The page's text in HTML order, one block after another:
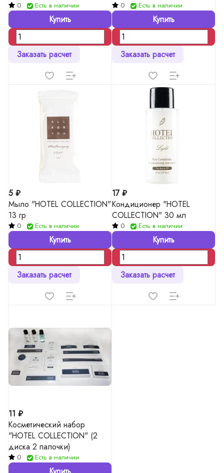
0 Есть в наличии
Купить
Заказать расчет
0 Есть в наличии
Купить
Заказать расчет
5 ₽
Мыло "HOTEL COLLECTION"
13 гр
0 Есть в наличии
Купить
Заказать расчет
17 ₽
Кондиционер "HOTEL
COLLECTION" 30 мл
0 Есть в наличии
Купить
Заказать расчет
11 ₽
Косметический набор
"HOTEL COLLECTION" (2
диска 2 палочки)
0 Есть в наличии